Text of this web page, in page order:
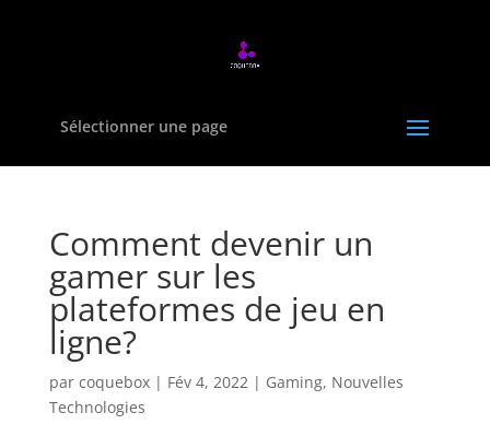
Sélectionner une page
Comment devenir un
gamer sur les
plateformes de jeu en
ligne?
par coquebox| Fév 4, 2022| Gaming, Nouvelles
Technologies